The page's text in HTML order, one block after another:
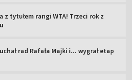
z tytułem rangi WTA! Trzeci rok z
rad Rafała Majki i... wygrał etap